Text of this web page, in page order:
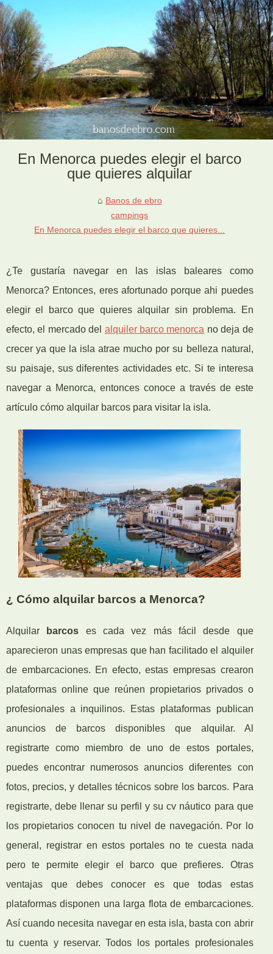
En Menorca puedes elegir el barco
que quieres alquilar
Banos de ebro
campings
En Menorca puedes elegir el barco que quieres...
¿Te gustaría navegar en las islas baleares como
Menorca? Entonces, eres afortunado porque ahi puedes
elegir el barco que quieres alquilar sin problema. En
efecto, el mercado del alquiler barco menorca no deja de
crecer ya que la isla atrae mucho por su belleza natural,
su paisaje, sus diferentes actividades etc. Si te interesa
navegar a Menorca, entonces conoce a través de este
artículo cómo alquilar barcos para visitar la isla.
¿ Cómo alquilar barcos a Menorca?
Alquilar barcos es cada vez más fácil desde que
aparecieron unas empresas que han facilitado el alquiler
de embarcaciones. En efecto, estas empresas crearon
plataformas online que reúnen propietarios privados o
profesionales a inquilinos. Estas plataformas publican
anuncios de barcos disponibles que alquilar. Al
registrarte como miembro de uno de estos portales,
puedes encontrar numerosos anuncios diferentes con
fotos, precios, y detalles técnicos sobre los barcos. Para
registrarte, debe llenar su perfil y su cv náutico para que
los propietarios conocen tu nivel de navegación. Por lo
general, registrar en estos portales no te cuesta nada
pero te permite elegir el barco que prefieres. Otras
ventajas que debes conocer es que todas estas
plataformas disponen una larga flota de embarcaciones.
Así cuando necesita navegar en esta isla, basta con abrir
tu cuenta y reservar. Todos los portales profesionales